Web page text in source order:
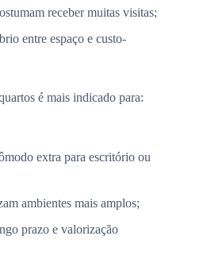
receber muitas visitas;
entre espaço e custo-
é mais indicado para:
extra para escritório ou
ambientes mais amplos;
prazo e valorização